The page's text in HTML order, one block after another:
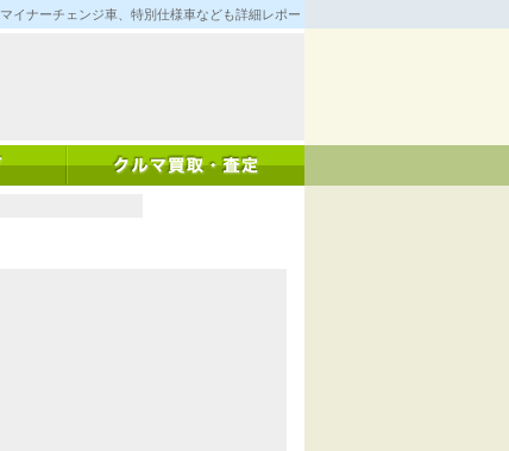
ナーチェンジ車、特別仕様車なども詳細レポート！